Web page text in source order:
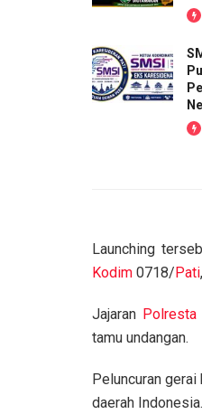
Launching
Kodim 0718/Pati
Jajaran Polresta
tamu undangan.
Peluncuran
daerah Indonesia.